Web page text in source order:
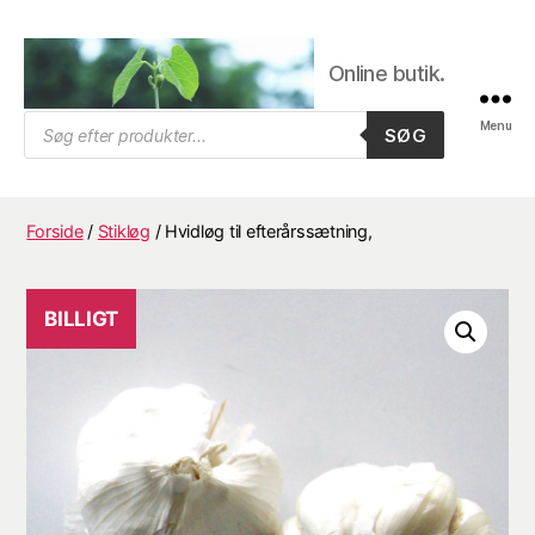
Trifolium
Frø,
Online butik.
Products
search
SØG Menu
Forside/ Stikløg / Hvidløg til efterårssætning,
BILLIGT